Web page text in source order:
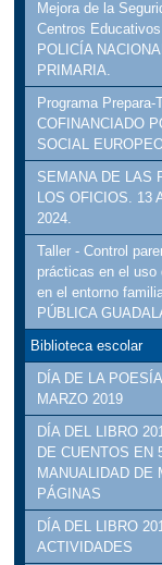
Mejora de la
Centros
POLICÍA
PRIMARIA.
Programa Prepara-
COFINANCIADO
SOCIAL
SEMANA DE LAS
LOS OFICIOS. 13
2024.
Taller - Control
prácticas en el uso
en el entorno
PÚBLICA
Biblioteca escolar
DÍA DE LA
MARZO 2019
DÍA DEL LIBRO
DE CUENTOS EN
MANUALIDAD DE
PÁGINAS
DÍA DEL LIBRO
ACTIVIDADES